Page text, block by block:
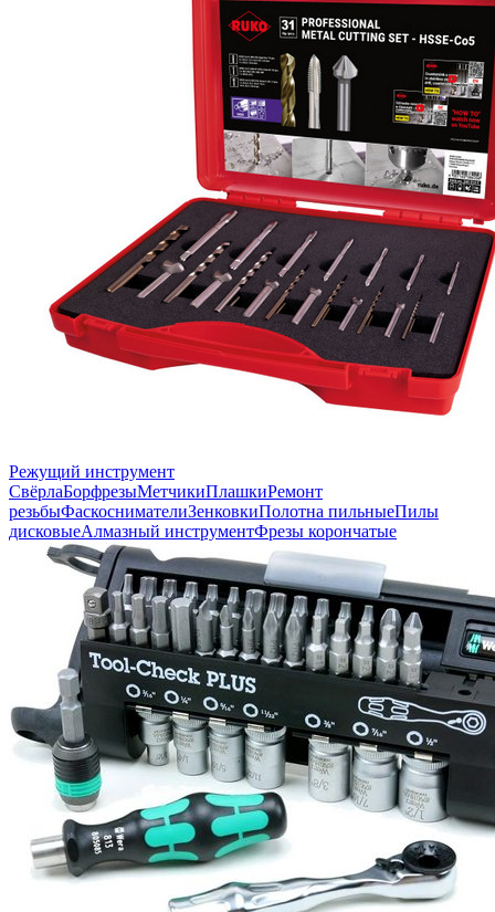
Режущий инструмент
СвёрлаБорфрезыМетчикиПлашкиРемонт
резьбыФаскоснимателиЗенковкиПолотна пильныеПилы
дисковыеАлмазный инструментФрезы корончатые